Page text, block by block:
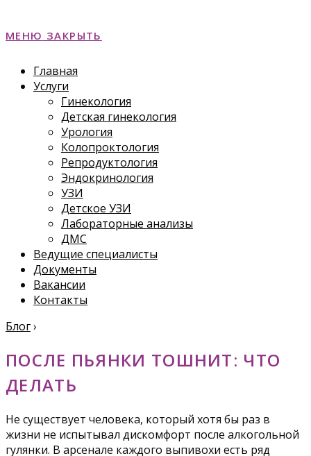
МЕНЮ ЗАКРЫТЬ
Главная
Услуги
Гинекология
Детская гинекология
Урология
Колопроктология
Репродуктология
Эндокринология
УЗИ
Детское УЗИ
Лабораторные анализы
ДМС
Ведущие специалисты
Документы
Вакансии
Контакты
Блог›
ПОСЛЕ ПЬЯНКИ ТОШНИТ: ЧТО
ДЕЛАТЬ
Не существует человека, который хотя бы раз в
жизни не испытывал дискомфорт после алкогольной
гулянки. В арсенале каждого выпивохи есть ряд